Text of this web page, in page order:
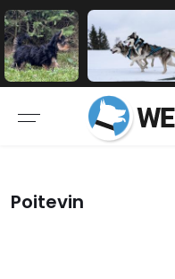
Poitevin